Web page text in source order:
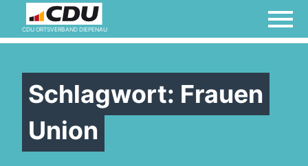
CDU ORTSVERBAND DIEPENAU
Schlagwort: Frauen
Union